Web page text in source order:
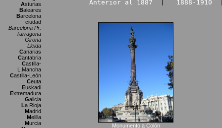
Asturias
Baleares
Barcelona
ciudad
Barcelona Pr.
Tarragona
Girona
Lleida
Canarias
Cantabria
Castilla-
L.Mancha
Castilla-León
Ceuta
Euskadi
Extremadura
Galicia
La Rioja
Madrid
Melilla
Murcia
Anterior al 1887 1888-1910
Monumento a Colón